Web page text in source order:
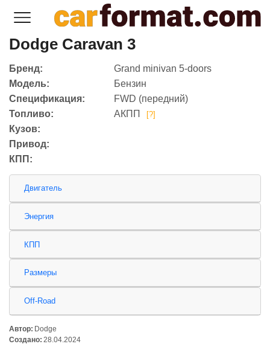
Dodge Caravan 3
Бренд:
Модель:
Спецификация:
Топливо:
Кузов:
Привод:
КПП:
Grand minivan 5-doors
Бензин
FWD (передний)
АКПП
[?]
Двигатель
Энергия
КПП
Размеры
Off-Road
Автор: Dodge
Создано: 28.04.2024